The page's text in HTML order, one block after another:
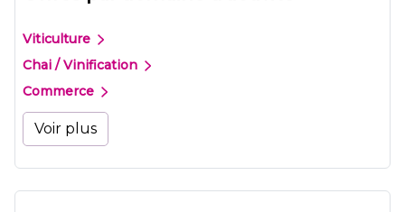
Viticulture
Chai / Vinification
Commerce
Voir plus